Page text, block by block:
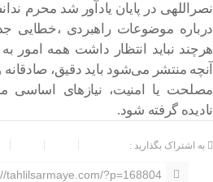
نصراللهی در پایان یادآور شد محرم
درباره موضوعات راهبردی ،خطایی
هرچند نباید انتظار داشت همه امور
آنچه منتشر می‌شود باید دقیق، صادقانه
مصلحت یا امنیت، نیازهای اساسی
نادیده گرفته شود.
به اشتراک بگذارید :
tahlilsarmaye.com/?p=168804